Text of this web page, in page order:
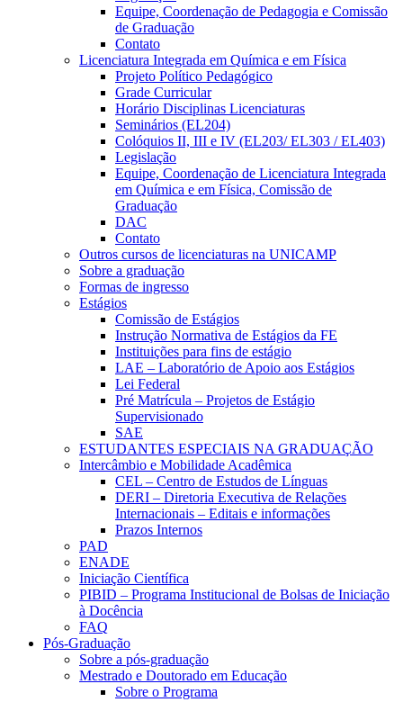
Equipe, Coordenação de Pedagogia e Comissão
de Graduação
Contato
Licenciatura Integrada em Química e em Física
Projeto Político Pedagógico
Grade Curricular
Horário Disciplinas Licenciaturas
Seminários (EL204)
Colóquios II, III e IV (EL203/ EL303 / EL403)
Legislação
Equipe, Coordenação de Licenciatura Integrada
em Química e em Física, Comissão de
Graduação
DAC
Contato
Outros cursos de licenciaturas na UNICAMP
Sobre a graduação
Formas de ingresso
Estágios
Comissão de Estágios
Instrução Normativa de Estágios da FE
Instituições para fins de estágio
LAE – Laboratório de Apoio aos Estágios
Lei Federal
Pré Matrícula – Projetos de Estágio
Supervisionado
SAE
ESTUDANTES ESPECIAIS NA GRADUAÇÃO
Intercâmbio e Mobilidade Acadêmica
CEL – Centro de Estudos de Línguas
DERI – Diretoria Executiva de Relações
Internacionais – Editais e informações
Prazos Internos
PAD
ENADE
Iniciação Científica
PIBID – Programa Institucional de Bolsas de Iniciação
à Docência
FAQ
Pós-Graduação
Sobre a pós-graduação
Mestrado e Doutorado em Educação
Sobre o Programa